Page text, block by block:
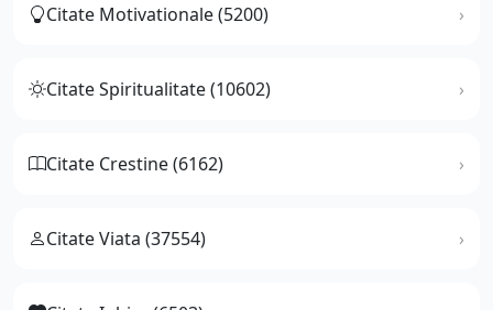
Citate Motivationale (5200)
Citate Spiritualitate (10602)
Citate Crestine (6162)
Citate Viata (37554)